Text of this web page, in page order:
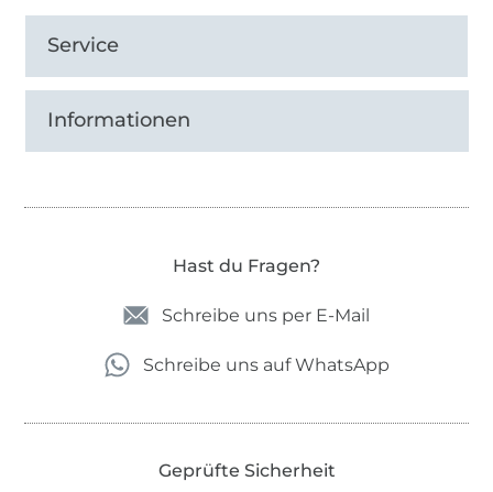
Service
Informationen
Hast du Fragen?
Schreibe uns per E-Mail
Schreibe uns auf WhatsApp
Geprüfte Sicherheit